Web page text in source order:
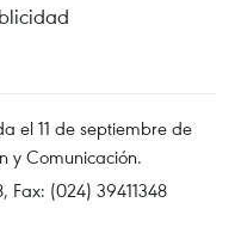
el 11 de septiembre de
y Comunicación.
Fax: (024) 39411348